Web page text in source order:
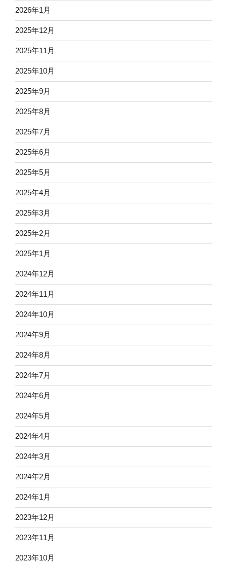
2026年1月
2025年12月
2025年11月
2025年10月
2025年9月
2025年8月
2025年7月
2025年6月
2025年5月
2025年4月
2025年3月
2025年2月
2025年1月
2024年12月
2024年11月
2024年10月
2024年9月
2024年8月
2024年7月
2024年6月
2024年5月
2024年4月
2024年3月
2024年2月
2024年1月
2023年12月
2023年11月
2023年10月